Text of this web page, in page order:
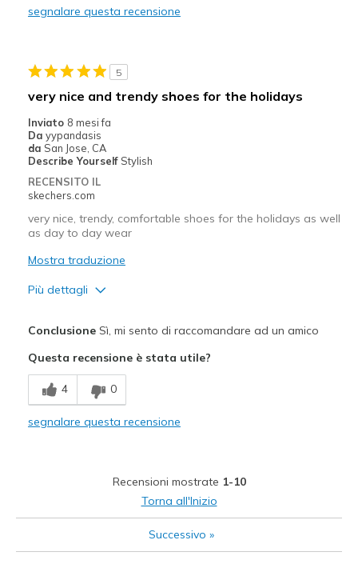
Need Break In
Migliori Utilizzi:
Casual Wear
Special Occasions
Travel
Width
Sizing
segnalare questa recensione
5
very nice and trendy shoes for the holidays
Inviato 8 mesi fa
Da yypandasis
da San Jose, CA
Describe Yourself Stylish
RECENSITO IL
skechers.com
very nice, trendy, comfortable shoes for the holidays as well
as day to day wear
Mostra traduzione
Più dettagli
Breathe Well
Comfortable
Casual Wear
Going Out
ConclusioneSì, mi sento di raccomandare ad un amico
Questa recensione è stata utile?
4 0
segnalare questa recensione
Recensioni mostrate 1-10
Torna all'Inizio
Successivo »